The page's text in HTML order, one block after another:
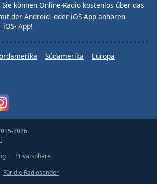
Sie können Online-Radio kostenlos über das
der Android- oder iOS-App anhören
iOS- App!
Südamerika
Europa
2026.
Privatsphäre
Für die Radiosender